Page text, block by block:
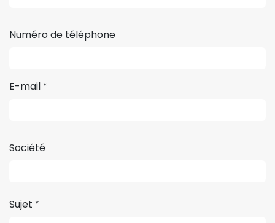
Numéro de téléphone
E-mail *
Société
Sujet *